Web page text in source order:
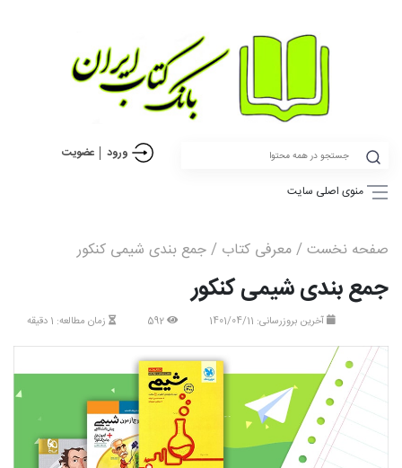
ورود عضویت
منوی اصلی سایت
صفحه نخست/معرفی کتاب / جمع بندی شیمی کنکور
جمع بندی شیمی کنکور
آخرین بروزرسانی: 1401/04/11 زمان مطالعه: 1 دقیقه